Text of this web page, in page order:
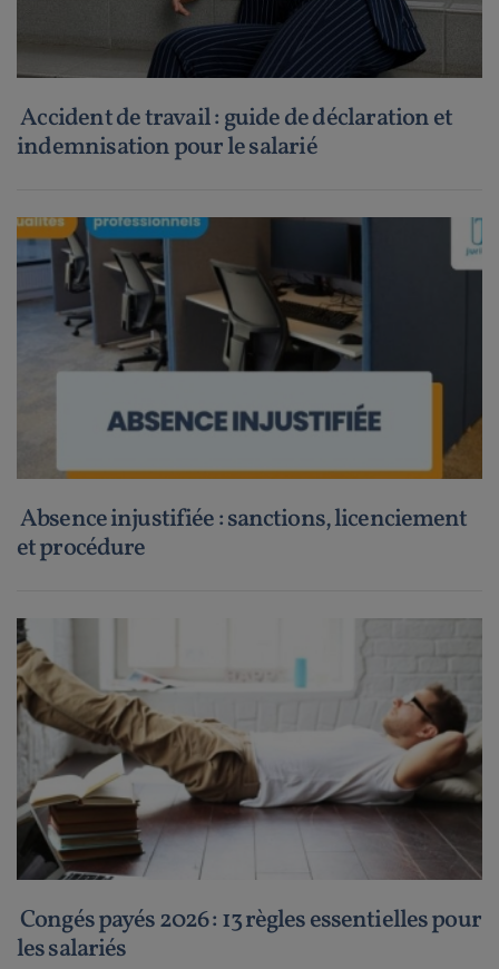
Accident de travail : guide de déclaration et
indemnisation pour le salarié
Absence injustifiée : sanctions, licenciement
et procédure
Congés payés 2026 : 13 règles essentielles pour
les salariés